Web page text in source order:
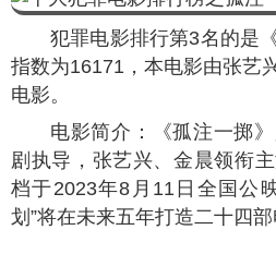
犯罪电影排行第3名的是
指数为16171 ，本电影由张艺
电影。
电影简介：《孤注一掷
剧执导，张艺兴、金晨领衔
档于2023年8月11日全国公
划”将在未来五年打造二十四部